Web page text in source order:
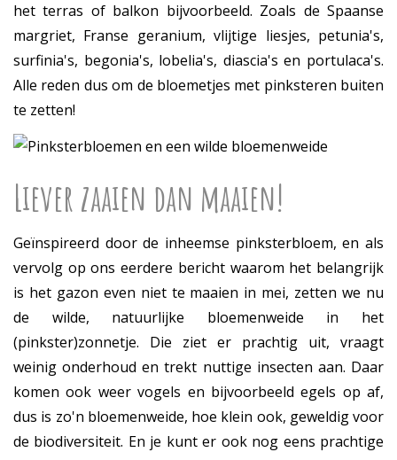
het terras of balkon bijvoorbeeld. Zoals de Spaanse
margriet, Franse geranium, vlijtige liesjes, petunia's,
surfinia's, begonia's, lobelia's, diascia's en portulaca's.
Alle reden dus om de bloemetjes met pinksteren buiten
te zetten!
Liever zaaien dan maaien!
Geïnspireerd door de inheemse pinksterbloem, en als
vervolg op ons eerdere bericht waarom het belangrijk
is het gazon even niet te maaien in mei, zetten we nu
de wilde, natuurlijke bloemenweide in het
(pinkster)zonnetje. Die ziet er prachtig uit, vraagt
weinig onderhoud en trekt nuttige insecten aan. Daar
komen ook weer vogels en bijvoorbeeld egels op af,
dus is zo'n bloemenweide, hoe klein ook, geweldig voor
de biodiversiteit. En je kunt er ook nog eens prachtige